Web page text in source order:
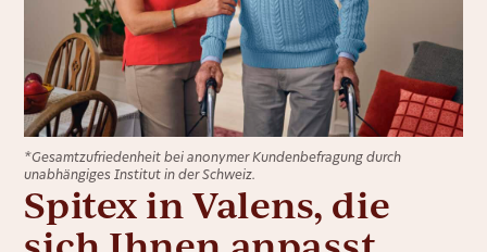
*Gesamtzufriedenheit bei anonymer Kundenbefragung durch
unabhängiges Institut in der Schweiz.
Spitex in Valens, die